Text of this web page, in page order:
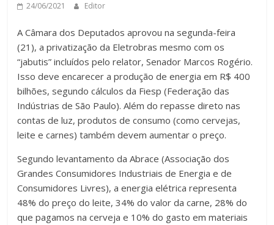
24/06/2021 Editor
A Câmara dos Deputados aprovou na segunda-feira
(21), a privatização da Eletrobras mesmo com os
“jabutis” incluídos pelo relator, Senador Marcos Rogério.
Isso deve encarecer a produção de energia em R$ 400
bilhões, segundo cálculos da Fiesp (Federação das
Indústrias de São Paulo). Além do repasse direto nas
contas de luz, produtos de consumo (como cervejas,
leite e carnes) também devem aumentar o preço.
Segundo levantamento da Abrace (Associação dos
Grandes Consumidores Industriais de Energia e de
Consumidores Livres), a energia elétrica representa
48% do preço do leite, 34% do valor da carne, 28% do
que pagamos na cerveja e 10% do gasto em materiais